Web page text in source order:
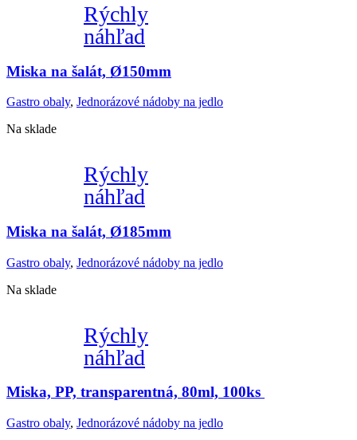
Rýchly
náhľad
Miska na šalát, Ø150mm
Gastro obaly, Jednorázové nádoby na jedlo
Na sklade
Rýchly
náhľad
Miska na šalát, Ø185mm
Gastro obaly, Jednorázové nádoby na jedlo
Na sklade
Rýchly
náhľad
Miska, PP, transparentná, 80ml, 100ks
Gastro obaly, Jednorázové nádoby na jedlo